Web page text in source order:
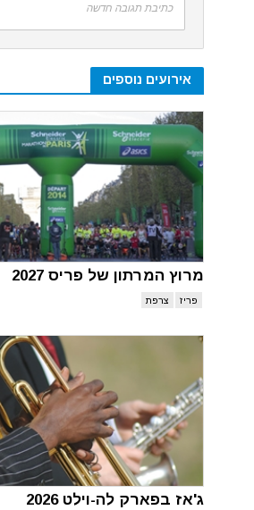
כתיבת תגובה חדשה
אירועים נוספים
מרוץ המרתון של פריס 2027
פריז צרפת
ג'אז בפארק לה-וילט 2026